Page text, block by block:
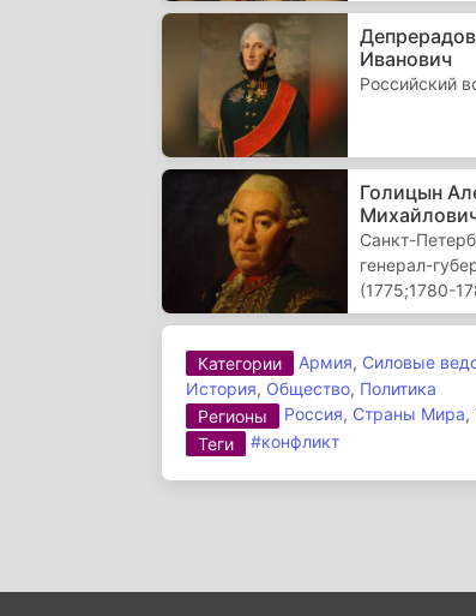
Иванович
Российский
Голицын
Санкт-
генерал-
(1775;1780-
Категории Армия, Силовые
История, Общество, Политика
Регионы
Россия, Страны Мира,
Теги
#конфликт